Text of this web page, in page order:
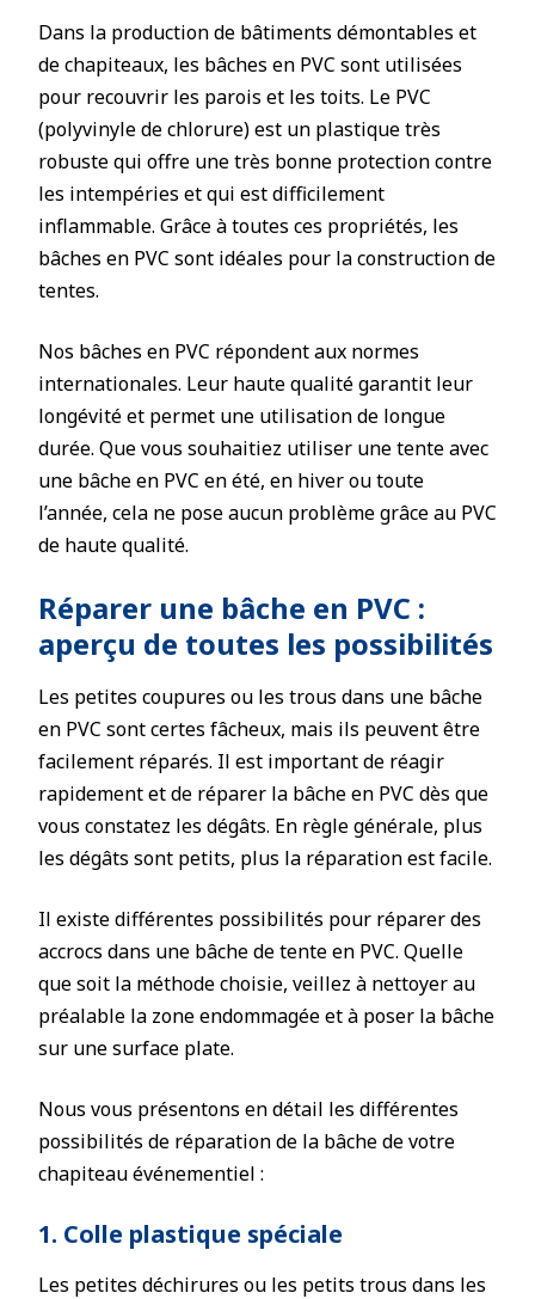
Dans la production de bâtiments démontables et
de chapiteaux, les bâches en PVC sont utilisées
pour recouvrir les parois et les toits. Le PVC
(polyvinyle de chlorure) est un plastique très
robuste qui offre une très bonne protection contre
les intempéries et qui est difficilement
inflammable. Grâce à toutes ces propriétés, les
bâches en PVC sont idéales pour la construction de
tentes.
Nos bâches en PVC répondent aux normes
internationales. Leur haute qualité garantit leur
longévité et permet une utilisation de longue
durée. Que vous souhaitiez utiliser une tente avec
une bâche en PVC en été, en hiver ou toute
l’année, cela ne pose aucun problème grâce au PVC
de haute qualité.
Réparer une bâche en PVC :
aperçu de toutes les possibilités
Les petites coupures ou les trous dans une bâche
en PVC sont certes fâcheux, mais ils peuvent être
facilement réparés. Il est important de réagir
rapidement et de réparer la bâche en PVC dès que
vous constatez les dégâts. En règle générale, plus
les dégâts sont petits, plus la réparation est facile.
Il existe différentes possibilités pour réparer des
accrocs dans une bâche de tente en PVC. Quelle
que soit la méthode choisie, veillez à nettoyer au
préalable la zone endommagée et à poser la bâche
sur une surface plate.
Nous vous présentons en détail les différentes
possibilités de réparation de la bâche de votre
chapiteau événementiel :
1. Colle plastique spéciale
Les petites déchirures ou les petits trous dans les